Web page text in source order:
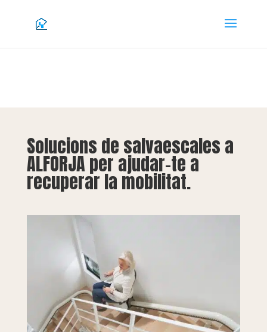
Solucions de salvaescales a
ALFORJA per ajudar-te a
recuperar la mobilitat.